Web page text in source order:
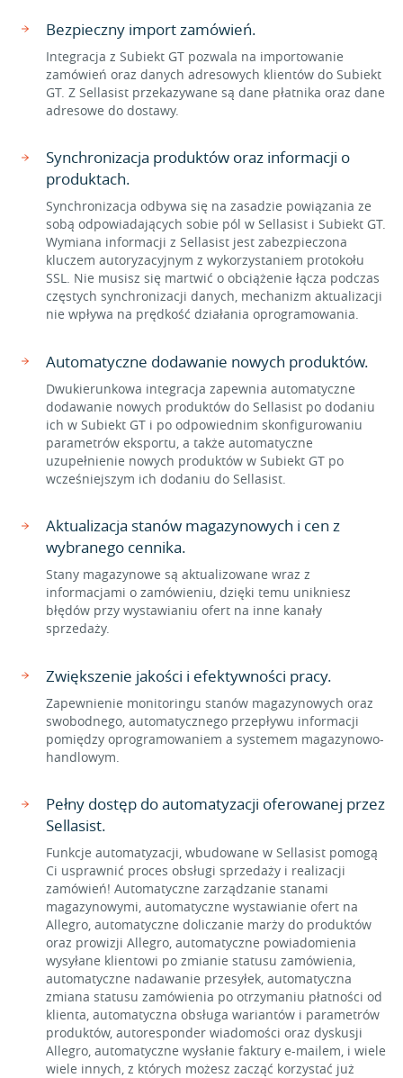
Bezpieczny import zamówień.
Integracja z Subiekt GT pozwala na importowanie
zamówień oraz danych adresowych klientów do Subiekt
GT. Z Sellasist przekazywane są dane płatnika oraz dane
adresowe do dostawy.
Synchronizacja produktów oraz informacji o
produktach.
Synchronizacja odbywa się na zasadzie powiązania ze
sobą odpowiadających sobie pól w Sellasist i Subiekt GT.
Wymiana informacji z Sellasist jest zabezpieczona
kluczem autoryzacyjnym z wykorzystaniem protokołu
SSL. Nie musisz się martwić o obciążenie łącza podczas
częstych synchronizacji danych, mechanizm aktualizacji
nie wpływa na prędkość działania oprogramowania.
Automatyczne dodawanie nowych produktów.
Dwukierunkowa integracja zapewnia automatyczne
dodawanie nowych produktów do Sellasist po dodaniu
ich w Subiekt GT i po odpowiednim skonfigurowaniu
parametrów eksportu, a także automatyczne
uzupełnienie nowych produktów w Subiekt GT po
wcześniejszym ich dodaniu do Sellasist.
Aktualizacja stanów magazynowych i cen z
wybranego cennika.
Stany magazynowe są aktualizowane wraz z
informacjami o zamówieniu, dzięki temu unikniesz
błędów przy wystawianiu ofert na inne kanały
sprzedaży.
Zwiększenie jakości i efektywności pracy.
Zapewnienie monitoringu stanów magazynowych oraz
swobodnego, automatycznego przepływu informacji
pomiędzy oprogramowaniem a systemem magazynowo-
handlowym.
Pełny dostęp do automatyzacji oferowanej przez
Sellasist.
Funkcje automatyzacji, wbudowane w Sellasist pomogą
Ci usprawnić proces obsługi sprzedaży i realizacji
zamówień! Automatyczne zarządzanie stanami
magazynowymi, automatyczne wystawianie ofert na
Allegro, automatyczne doliczanie marży do produktów
oraz prowizji Allegro, automatyczne powiadomienia
wysyłane klientowi po zmianie statusu zamówienia,
automatyczne nadawanie przesyłek, automatyczna
zmiana statusu zamówienia po otrzymaniu płatności od
klienta, automatyczna obsługa wariantów i parametrów
produktów, autoresponder wiadomości oraz dyskusji
Allegro, automatyczne wysłanie faktury e-mailem, i wiele
wiele innych, z których możesz zacząć korzystać już